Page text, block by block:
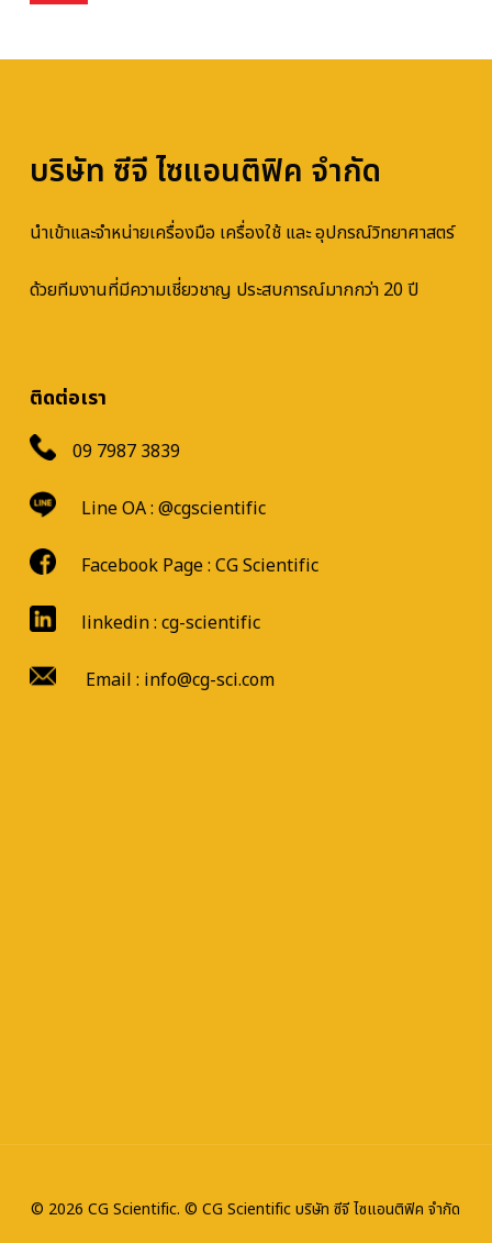
บริษัท ซีจี ไซแอนติฟิค จำกัด
นำเข้าและจำหน่ายเครื่องมือ เครื่องใช้ และ อุปกรณ์วิทยาศาสตร์
ด้วยทีมงานที่มีความเชี่ยวชาญ ประสบการณ์มากกว่า 20 ปี
ติดต่อเรา
09 7987 3839
Line OA : @cgscientific
Facebook Page : CG Scientific
linkedin : cg-scientific
Email : info@cg-sci.com
© 2026 CG Scientific. © CG Scientific บริษัท ซีจี ไซแอนติฟิค จำกัด